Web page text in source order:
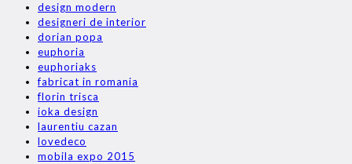
design modern
designeri de interior
dorian popa
euphoria
euphoriaks
fabricat in romania
florin trisca
ioka design
laurentiu cazan
lovedeco
mobila expo 2015